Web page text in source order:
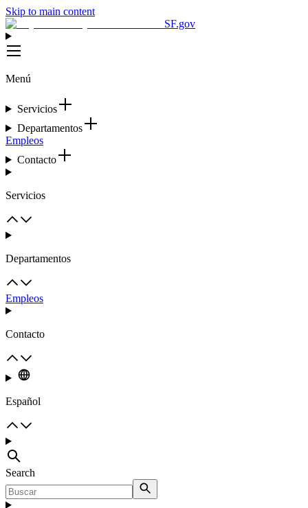
Skip to main content
SF.gov
Menú
Servicios
Departamentos
Empleos
Contacto
Servicios
Departamentos
Empleos
Contacto
Español
Search